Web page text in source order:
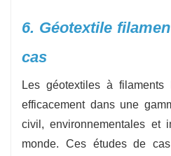
6. Géotextile
cas
Les géotextiles à
efficacement dans une
civil, environnementales et
monde. Ces études de